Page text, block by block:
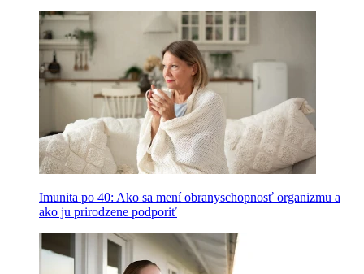
Imunita po 40: Ako sa mení obranyschopnosť organizmu a
ako ju prirodzene podporiť